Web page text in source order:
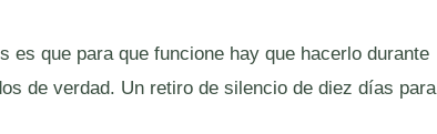
que para que funcione hay que hacerlo durante
de verdad. Un retiro de silencio de diez días para